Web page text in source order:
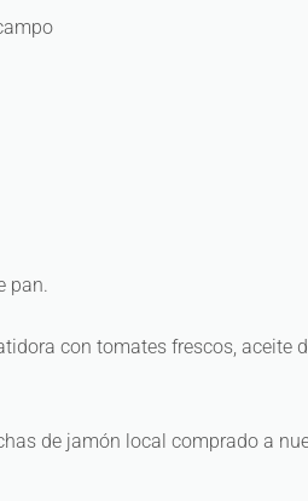
pan.
con tomates frescos, aceite
de jamón local comprado a